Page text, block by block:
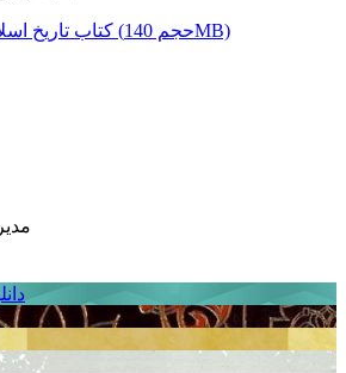
دانلود pdf کتاب تاریخ اسلام 2؛ جلد اول (حجم 140MB)